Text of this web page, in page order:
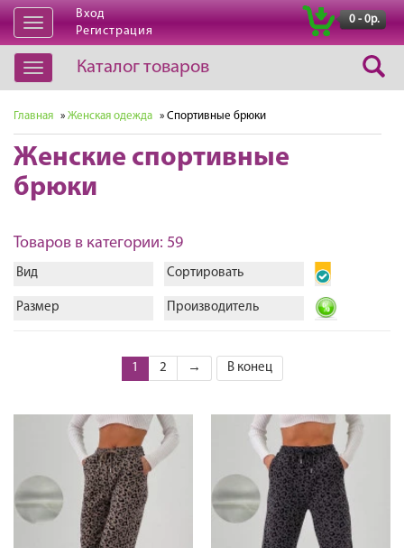
Открыть
навигацию
Вход
Регистрация
0 - 0р.
Открыть
навигацию
Каталог товаров
Главная » Женская одежда » Спортивные брюки
Женские спортивные
брюки
Товаров в категории: 59
Вид Сортировать
Размер Производитель
1 2 → В конец